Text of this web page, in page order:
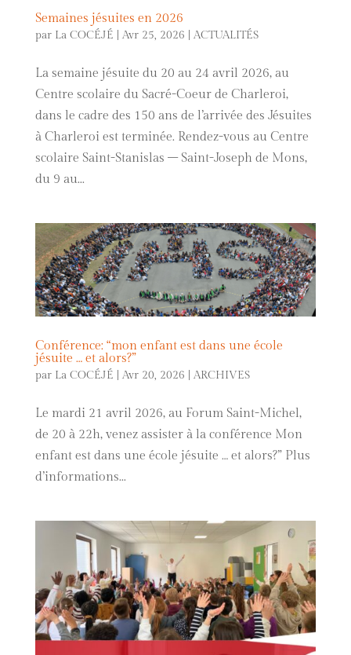
Semaines jésuites en 2026
par La COCÉJÉ Avr 25, 2026 ACTUALITÉS
La semaine jésuite du 20 au 24 avril 2026, au
Centre scolaire du Sacré-Coeur de Charleroi,
dans le cadre des 150 ans de l’arrivée des Jésuites
à Charleroi est terminée. Rendez-vous au Centre
scolaire Saint-Stanislas – Saint-Joseph de Mons,
du 9 au...
Conférence: “mon enfant est dans une école
jésuite … et alors?”
par La COCÉJÉ Avr 20, 2026 ARCHIVES
Le mardi 21 avril 2026, au Forum Saint-Michel,
de 20 à 22h, venez assister à la conférence Mon
enfant est dans une école jésuite … et alors?” Plus
d’informations...